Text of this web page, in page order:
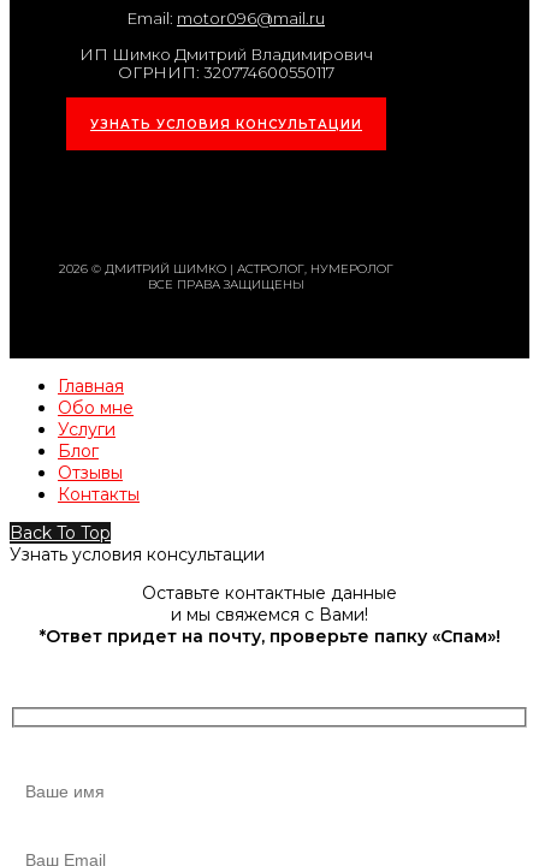
Email: motor096@mail.ru
ИП Шимко Дмитрий Владимирович
ОГРНИП: 320774600550117
УЗНАТЬ УСЛОВИЯ КОНСУЛЬТАЦИИ
2026 © ДМИТРИЙ ШИМКО | АСТРОЛОГ, НУМЕРОЛОГ
ВСЕ ПРАВА ЗАЩИЩЕНЫ
Главная
Обо мне
Услуги
Блог
Отзывы
Контакты
Back To Top
Узнать условия консультации
Оставьте контактные данные
и мы свяжемся с Вами!
*Ответ придет на почту, проверьте папку «Спам»!